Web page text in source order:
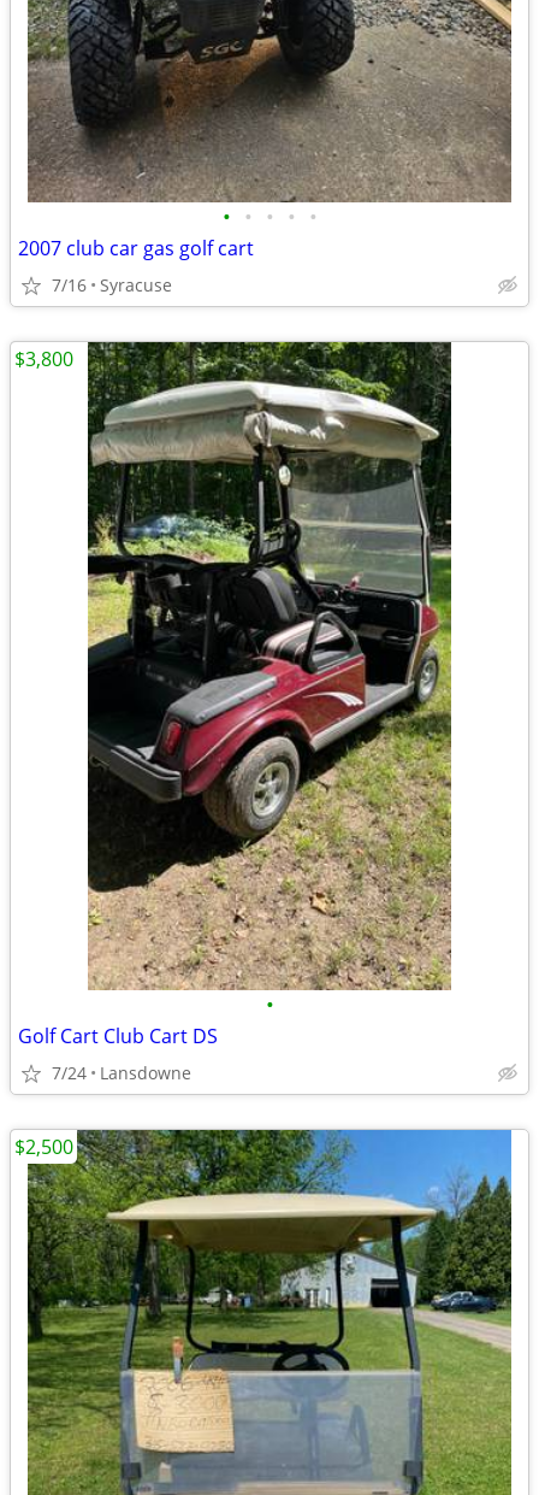
• • • • •
2007 club car gas golf cart
7/16 Syracuse
•
Golf Cart Club Cart DS
7/24 Lansdowne
$3,800
$2,500